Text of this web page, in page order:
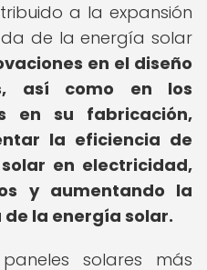
a la expansión
de la energía solar
en el diseño
así como en los
en su fabricación,
la eficiencia de
en electricidad,
y aumentando la
la energía solar.
solares más